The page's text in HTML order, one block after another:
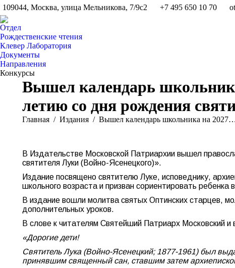
109044, Москва, улица Мельникова, 7/9с2 +7 495 650 10 70
Отдел
Рождественские чтения
Клевер Лаборатория
Документы
Направления
Конкурсы
Вышел календарь
летию со дня рождения
Вы здесь:
Главная Издания Вышел календарь школьника на
В Издательстве Московской Патриархии вышел
святителя Луки (Войно-Ясенецкого)».
Издание посвящено святителю Луке, исповеднику,
школьного возраста и призван сориентировать ребенка
В издание вошли молитва святых Оптинских старцев,
дополнительных уроков.
В слове к читателям Святейший Патриарх Московский и
«Дорогие дети!
Святитель Лука (Войно-Ясенецкий; 1877-1961) был
принявшим священный сан, ставшим затем